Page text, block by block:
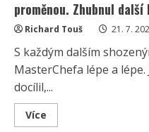
proměnou. Zhubnul
Richard Touš 21. 7.
S každým dalším
MasterChefa lépe a
docílil,...
Více
more